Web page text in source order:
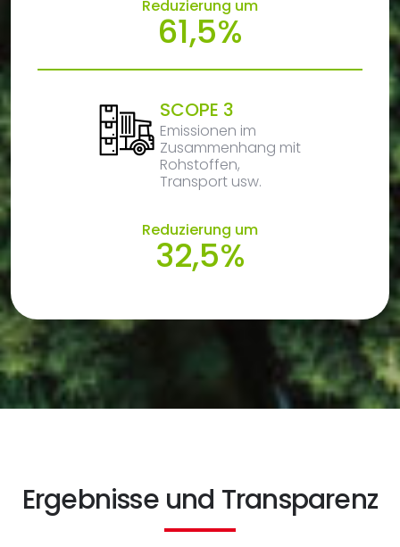
Reduzierung um
61,5%
SCOPE 3
Emissionen im
Zusammenhang mit
Rohstoffen,
Transport usw.
Reduzierung um
32,5%
Ergebnisse und Transparenz